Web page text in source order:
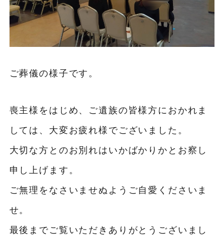
ご葬儀の様子です。
喪主様をはじめ、ご遺族の皆様方におかれま
しては、大変お疲れ様でございました。
大切な方とのお別れはいかばかりかとお察し
申し上げます。
ご無理をなさいませぬようご自愛くださいま
せ。
最後までご覧いただきありがとうございまし